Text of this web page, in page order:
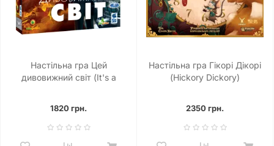
Настільна гра Цей
дивовижний світ (It's a
1820 грн.
Настільна гра Гікорі Дікорі
(Hickory Dickory)
2350 грн.